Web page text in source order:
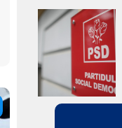
Adaugă
aici textul
pentru
subtitlu